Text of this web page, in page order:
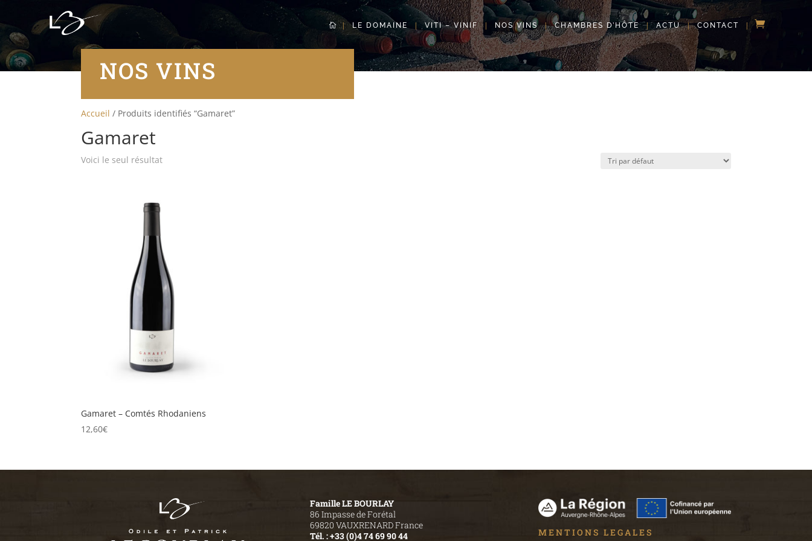
LE DOMAINE VITI – VINIF NOS VINS CHAMBRES D’HÔTE ACTU CONTACT
NOS VINS
Accueil / Produits identifiés “Gamaret”
Gamaret
Voici le seul résultat
Gamaret – Comtés Rhodaniens
12,60€
Famille LE BOURLAY
86 Impasse de Forétal
69820 VAUXRENARD France
Tél. : +33 (0)4 74 69 90 44
MENTIONS LEGALES